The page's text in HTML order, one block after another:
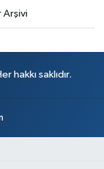
Arşivi
hakkı saklıdır.